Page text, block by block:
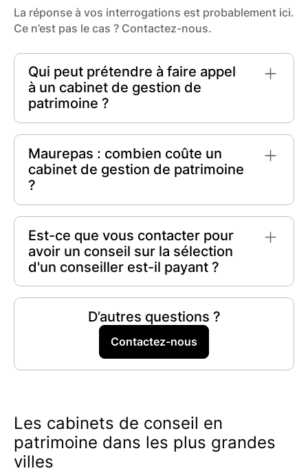
La réponse à vos interrogations est probablement ici.
Ce n’est pas le cas ? Contactez-nous.
Qui peut prétendre à faire appel
à un cabinet de gestion de
patrimoine ?
finances peut prétendre à faire appel à un
cabinet de gestion de patrimoine. Que ce soit
pourpréparer sa retraite, investir
intelligemment, réduire ses impôts
stratégiques pour chaque individu.
Maurepas : combien coûte un
cabinet de gestion de patrimoine
?
à Maurepas varient selon les services offerts.
En général, le coût dépend de la complexité du
patrimoine à gérer. Attendez-vous à payer entre
1% et 2% des actifs sous gestion, voire
Est-ce que vous contacter pour
avoir un conseil sur la sélection
d'un conseiller est-il payant ?
conseils sur la sélection d'un conseiller en
gestion de patrimoine est totalement
Vous n'aurez aucun frais à engager pour
bénéficier de nos recommandations expertes.
Profitez de cet avantage pour faire le meilleur
D’autres questions ?
Contactez-nous
Les cabinets de conseil en
patrimoine dans les plus grandes
villes